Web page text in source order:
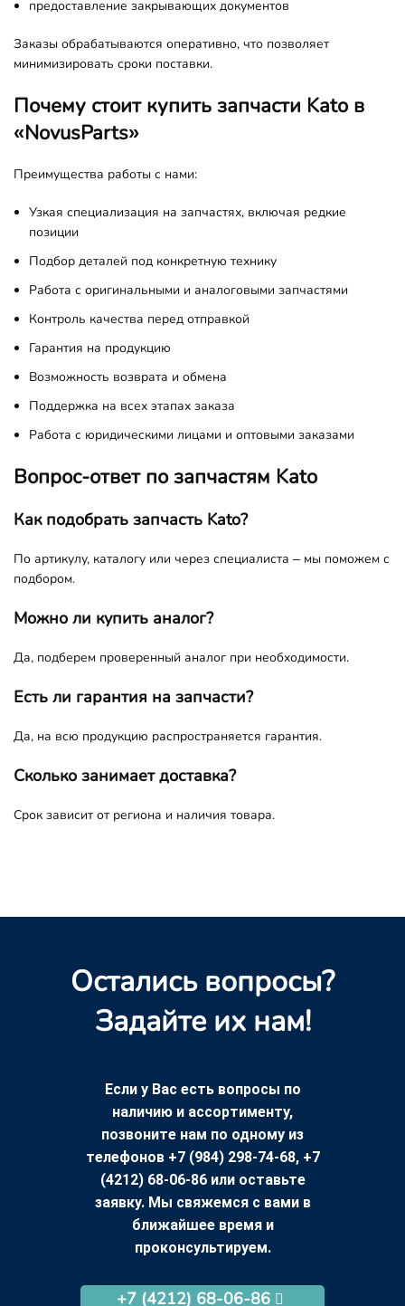
предоставление закрывающих документов
Заказы обрабатываются оперативно, что позволяет
минимизировать сроки поставки.
Почему стоит купить запчасти Kato в
«NovusParts»
Преимущества работы с нами:
Узкая специализация на запчастях, включая редкие
позиции
Подбор деталей под конкретную технику
Работа с оригинальными и аналоговыми запчастями
Контроль качества перед отправкой
Гарантия на продукцию
Возможность возврата и обмена
Поддержка на всех этапах заказа
Работа с юридическими лицами и оптовыми заказами
Вопрос-ответ по запчастям Kato
Как подобрать запчасть Kato?
По артикулу, каталогу или через специалиста – мы поможем с
подбором.
Можно ли купить аналог?
Да, подберем проверенный аналог при необходимости.
Есть ли гарантия на запчасти?
Да, на всю продукцию распространяется гарантия.
Сколько занимает доставка?
Срок зависит от региона и наличия товара.
Остались вопросы?
Задайте их нам!
Если у Вас есть вопросы по
наличию и ассортименту,
позвоните нам по одному из
телефонов +7 (984) 298-74-68, +7
(4212) 68-06-86 или оставьте
заявку. Мы свяжемся с вами в
ближайшее время и
проконсультируем.
+7 (4212) 68-06-86